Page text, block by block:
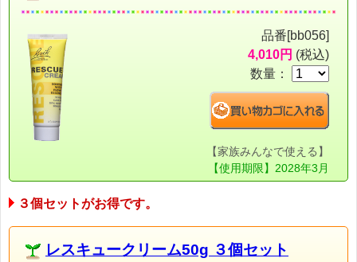
品番[bb056]
4,010円 (税込)
数量：
【家族みんなで使える】
【使用期限】2028年3月
３個セットがお得です。
レスキュークリーム50g ３個セット